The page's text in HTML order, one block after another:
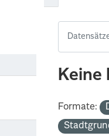
Keine
Formate: